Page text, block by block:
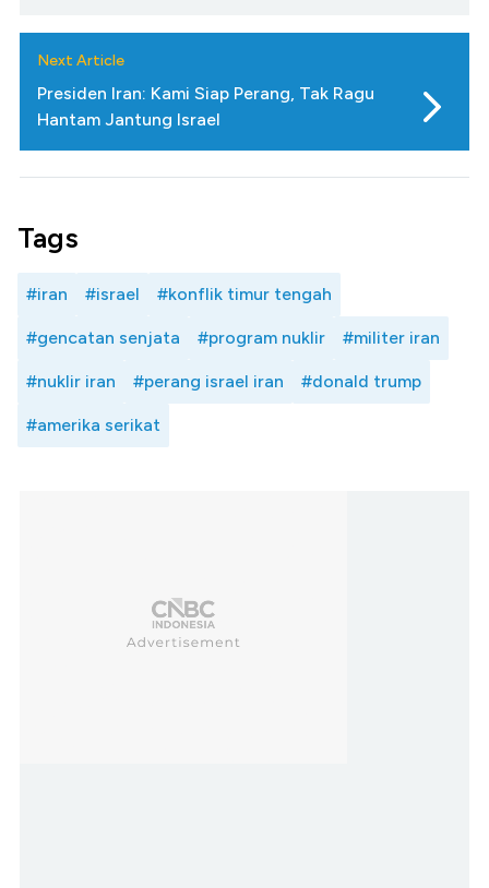
Next Article
Presiden Iran: Kami Siap Perang, Tak Ragu
Hantam Jantung Israel
Tags
#iran #israel #konflik timur tengah
#gencatan senjata #program nuklir #militer iran
#nuklir iran #perang israel iran #donald trump
#amerika serikat